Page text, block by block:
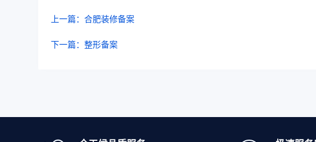
上一篇：合肥装修备案
下一篇：整形备案